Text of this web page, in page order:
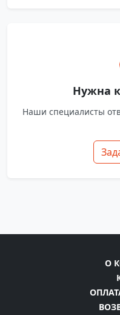
Нужна
Наши специалисты
О